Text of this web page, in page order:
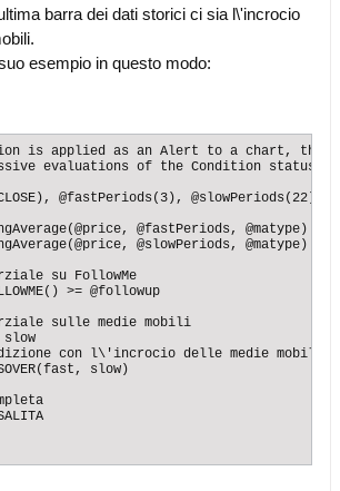
barra dei dati storici ci sia l\'incrocio
esempio in questo modo:
is applied as an Alert to a chart, the
evaluations of the Condition status
@fastPeriods(3), @slowPeriods(22),
@fastPeriods, @matype)
@slowPeriods, @matype)
su FollowMe
>= @followup
sulle medie mobili
slow
con l\'incrocio delle medie mobili
slow)